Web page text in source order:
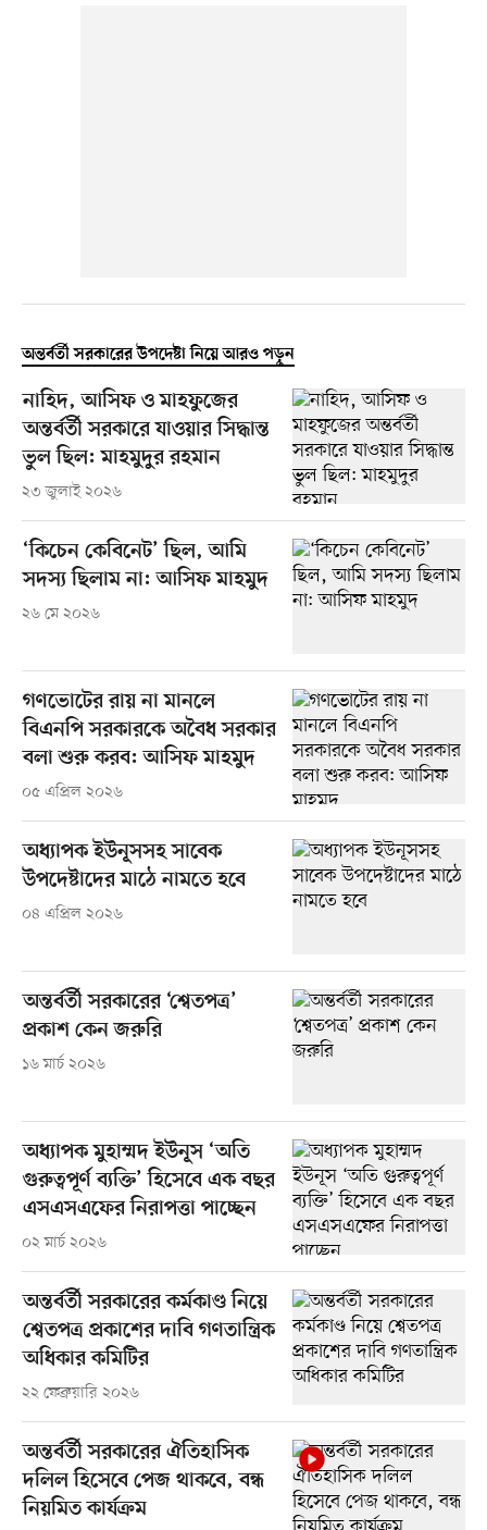
অন্তর্বর্তী সরকারের উপদেষ্টা নিয়ে আরও পড়ুন
নাহিদ, আসিফ ও মাহফুজের
অন্তর্বর্তী সরকারে যাওয়ার সিদ্ধান্ত
ভুল ছিল: মাহমুদুর রহমান
২৩ জুলাই ২০২৬
‘কিচেন কেবিনেট’ ছিল, আমি
সদস্য ছিলাম না: আসিফ মাহমুদ
২৬ মে ২০২৬
গণভোটের রায় না মানলে
বিএনপি সরকারকে অবৈধ সরকার
বলা শুরু করব: আসিফ মাহমুদ
০৫ এপ্রিল ২০২৬
অধ্যাপক ইউনূসসহ সাবেক
উপদেষ্টাদের মাঠে নামতে হবে
০৪ এপ্রিল ২০২৬
অন্তর্বর্তী সরকারের ‘শ্বেতপত্র’
প্রকাশ কেন জরুরি
১৬ মার্চ ২০২৬
অধ্যাপক মুহাম্মদ ইউনূস ‘অতি
গুরুত্বপূর্ণ ব্যক্তি’ হিসেবে এক বছর
এসএসএফের নিরাপত্তা পাচ্ছেন
০২ মার্চ ২০২৬
অন্তর্বর্তী সরকারের কর্মকাণ্ড নিয়ে
শ্বেতপত্র প্রকাশের দাবি গণতান্ত্রিক
অধিকার কমিটির
২২ ফেব্রুয়ারি ২০২৬
অন্তর্বর্তী সরকারের ঐতিহাসিক
দলিল হিসেবে পেজ থাকবে, বন্ধ
নিয়মিত কার্যক্রম